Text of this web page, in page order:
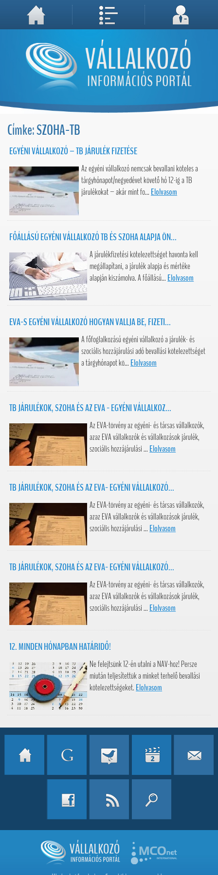
A weboldal használatával Ön elfogadja, hogy Cookie-kat (sütiket) tároljunk számítógépén. A sütik a weboldal megfelelő működéséhez
Megértettem, folytatás...
Címke: SZOHA-TB
EGYÉNI VÁLLALKOZÓ – TB JÁRULÉK FIZETÉSE
Az egyéni vállalkozó nemcsak bevallani köteles a
tárgyhónapot/negyedévet követő hó 12-ig a TB
járulékokat – akár mint fo... Elolvasom
FŐÁLLÁSÚ EGYÉNI VÁLLALKOZÓ TB ÉS SZOHA ALAPJA ÖN...
A járulékfizetési kötelezettséget havonta kell
megállapítani, a járulék alapja és mértéke
alapján kiszámolva. A főállású... Elolvasom
EVA-S EGYÉNI VÁLLALKOZÓ HOGYAN VALLJA BE, FIZETI...
A főfoglalkozású egyéni vállalkozó a járulék- és
szociális hozzájárulási adó bevallási kötelezettséget
a tárgyhónapot kö... Elolvasom
TB JÁRULÉKOK, SZOHA ÉS AZ EVA - EGYÉNI VÁLLALKOZ...
Az EVA-törvény az egyéni- és társas vállalkozók,
azaz EVA vállalkozók és vállalkozások járulék,
szociális hozzájárulási ... Elolvasom
TB JÁRULÉKOK, SZOHA ÉS AZ EVA- EGYÉNI VÁLLALKOZÓ...
Az EVA-törvény az egyéni- és társas vállalkozók,
azaz EVA vállalkozók és vállalkozások járulék,
szociális hozzájárulási ... Elolvasom
TB JÁRULÉKOK, SZOHA ÉS AZ EVA- EGYÉNI VÁLLALKOZÓ...
Az EVA-törvény az egyéni- és társas vállalkozók,
azaz EVA vállalkozók és vállalkozások járulék,
szociális hozzájárulási ... Elolvasom
12. MINDEN HÓNAPBAN HATÁRIDŐ!
Ne felejtsünk 12-én utalni a NAV-hoz! Persze
miután teljesítettük a minket terhelő bevallási
kötelezettségeket. Elolvasom